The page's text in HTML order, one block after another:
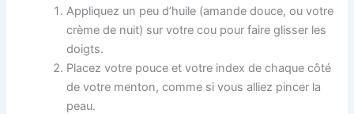
Appliquez un peu d’huile (amande douce, ou votre
crème de nuit) sur votre cou pour faire glisser les
doigts.
Placez votre pouce et votre index de chaque côté
de votre menton, comme si vous alliez pincer la
peau.